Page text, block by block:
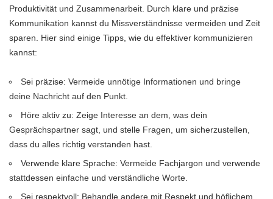
Produktivität und Zusammenarbeit. Durch klare und präzise
Kommunikation kannst du Missverständnisse vermeiden und Zeit
sparen. Hier sind einige Tipps, wie du effektiver kommunizieren
kannst:
Sei präzise: Vermeide unnötige Informationen und bringe
deine Nachricht auf den Punkt.
Höre aktiv zu: Zeige Interesse an dem, was dein
Gesprächspartner sagt, und stelle Fragen, um sicherzustellen,
dass du alles richtig verstanden hast.
Verwende klare Sprache: Vermeide Fachjargon und verwende
stattdessen einfache und verständliche Worte.
Sei respektvoll: Behandle andere mit Respekt und höflichem